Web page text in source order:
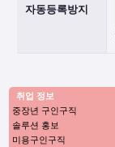
자동등록방지
취업 정보
중장년 구인구직
솔루션 홍보
미용구인구직